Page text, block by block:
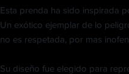
Esta prenda ha sido inspirada
Un exótico ejemplar de lo
no es respetada, por mas
Su diseño fue elegido para